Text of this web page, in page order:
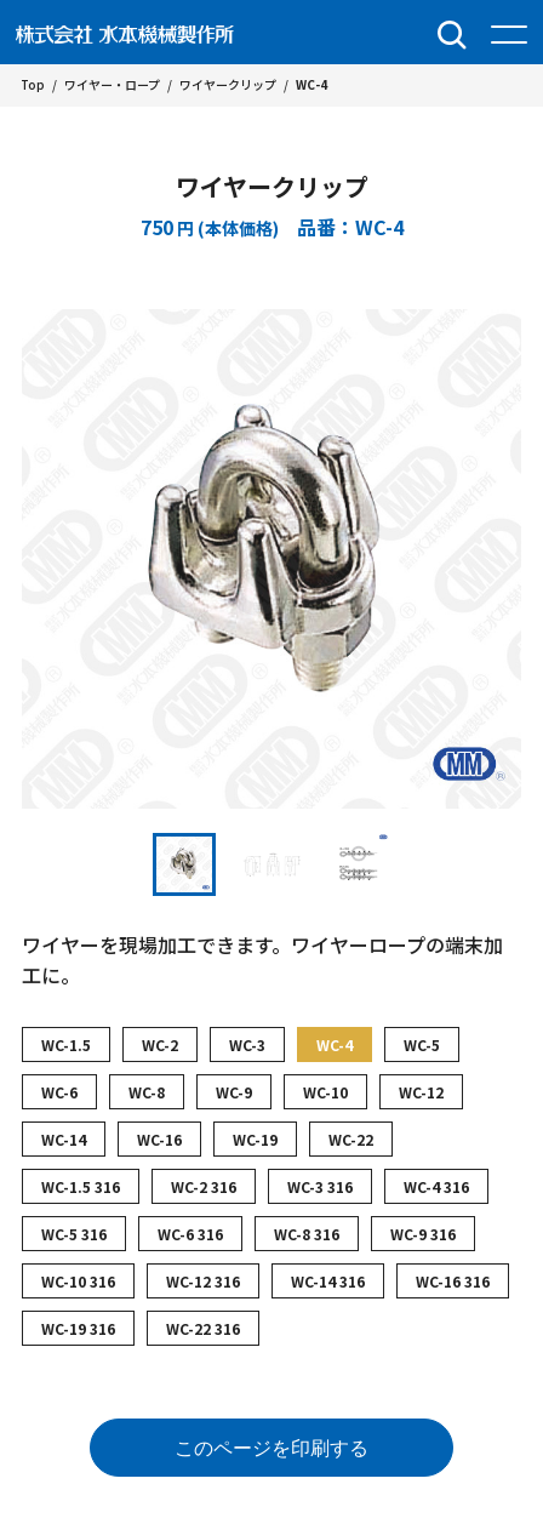
Top / ワイヤー・ロープ / ワイヤークリップ / WC-4
ワイヤークリップ
750 円 (本体価格) 品番：WC-4
ワイヤーを現場加工できます。ワイヤーロープの端末加
工に。
WC-1.5 WC-2 WC-3 WC-4 WC-5
WC-6 WC-8 WC-9 WC-10 WC-12
WC-14 WC-16 WC-19 WC-22
WC-1.5 316 WC-2 316 WC-3 316 WC-4 316
WC-5 316 WC-6 316 WC-8 316 WC-9 316
WC-10 316 WC-12 316 WC-14 316 WC-16 316
WC-19 316 WC-22 316
このページを印刷する